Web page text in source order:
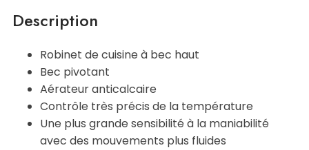
en
Description
Robinet de cuisine à bec haut
Bec pivotant
Aérateur anticalcaire
Contrôle très précis de la température
Une plus grande sensibilité à la maniabilité
avec des mouvements plus fluides